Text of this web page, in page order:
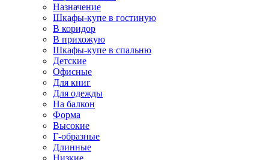
Назначение
Шкафы-купе в гостиную
В коридор
В прихожую
Шкафы-купе в спальню
Детские
Офисные
Для книг
Для одежды
На балкон
Форма
Высокие
Г-образные
Длинные
Низкие